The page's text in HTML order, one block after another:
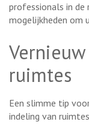
professionals in de
mogelijkheden om
ruimtes
Een slimme tip
indeling van ruimtes